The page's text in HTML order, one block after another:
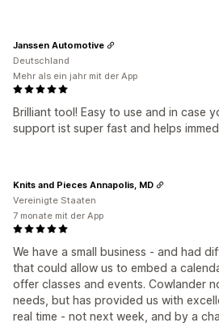
Brilliant tool! Easy to use and in case
support ist super fast and helps
Janssen Automotive
Deutschland
Mehr als ein jahr mit der App
We have a small business - and had
that could allow us to embed a
offer classes and events. Cowlander
needs, but has provided us with
real time - not next week, and by a
Knits and Pieces Annapolis, MD
Vereinigte Staaten
7 monate mit der App